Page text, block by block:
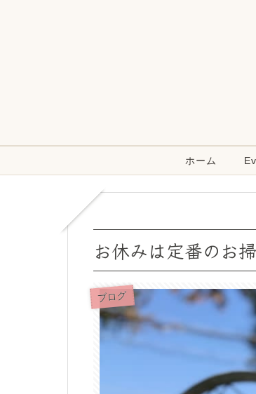
ホーム
お休みは定番のお
ブログ